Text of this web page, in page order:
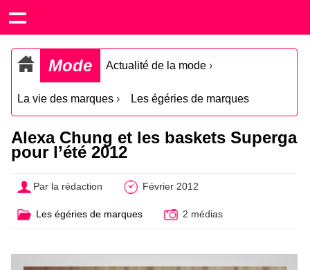
Mode Actualité de la mode ›
La vie des marques › Les égéries de marques
Alexa Chung et les baskets Superga
pour l’été 2012
Par la rédaction Février 2012
Les égéries de marques 2 médias